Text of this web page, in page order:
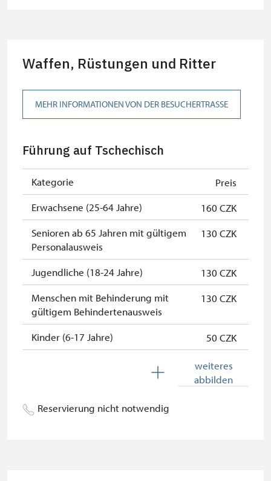
Mitglieder von ICOMOS mit
gültigem Mitgliedsausweis *
nicht verfügbar
Inhaber der freien einmaligen
Eintrittskarte
kostenlos
NPÚ-Karte
kostenlos
"Náš člověk"-Karte *
kostenlos
* Freier Eintritt nur für den
Karteninhaber
Waffen, Rüstungen und Ritter
MEHR INFORMATIONEN VON DER BESUCHERTRASSE
Führung auf Tschechisch
Kategorie
Preis
Erwachsene (25-64 Jahre)
160 CZK
Senioren ab 65 Jahren mit gültigem
Personalausweis
130 CZK
Jugendliche (18-24 Jahre)
130 CZK
Menschen mit Behinderung mit
gültigem Behindertenausweis
130 CZK
Kinder (6-17 Jahre)
50 CZK
kostenlos
Schwerbehinderten
kostenlos
weiteres
abbilden
Reservierung nicht notwendig